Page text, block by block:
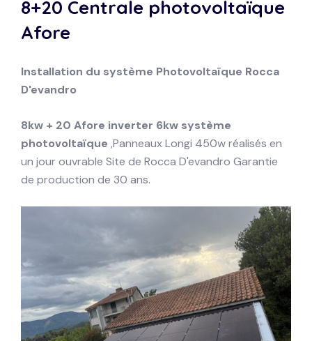
8+20 Centrale photovoltaïque
Afore
Installation du système Photovoltaïque Rocca
D'evandro
8kw + 20 Afore inverter 6kw système
photovoltaïque ,Panneaux Longi 450w réalisés en
un jour ouvrable Site de Rocca D'evandro Garantie
de production de 30 ans.